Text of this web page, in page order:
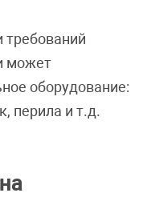
требований
может
оборудование:
перила и т.д.